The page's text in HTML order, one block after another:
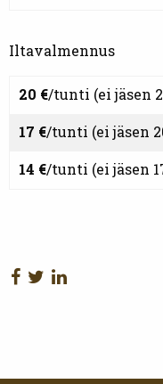
Iltavalmennus
20 €/tunti (ei jäsen
17 €/tunti (ei jäsen
14 €/tunti (ei jäsen